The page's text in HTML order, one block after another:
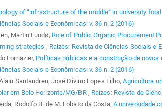
of “infrastructure of the middle” in university
Sociais e Econômicas: v. 36 n. 2 (2016)
Martin Lundø, Role of Public Organic Procurement
strategies , Raízes: Revista de Ciências Sociais e
Fornazier, Políticas públicas e a construção de
Sociais e Econômicas: v. 36 n. 2 (2016)
Santandreu, José Divino Lopes Filho,Agricultura
em Belo Horizonte/MG/BR , Raízes: Revista de
Rodolfo B. de M. Lobato da Costa, A universidade